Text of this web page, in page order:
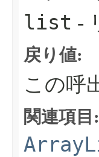
list -
戻り値:
この呼
関連項目: